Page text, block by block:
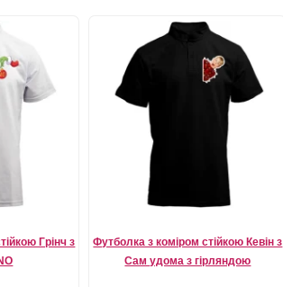
Грінч з
Футболка з коміром стійкою Кевін з
Сам удома з гірляндою